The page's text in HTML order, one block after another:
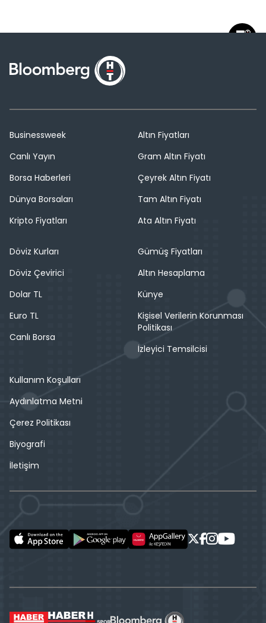
Businessweek
Canlı Yayın
Borsa Haberleri
Dünya Borsaları
Kripto Fiyatları
Altın Fiyatları
Gram Altın Fiyatı
Çeyrek Altın Fiyatı
Tam Altın Fiyatı
Ata Altın Fiyatı
Döviz Kurları
Döviz Çevirici
Dolar TL
Euro TL
Canlı Borsa
Gümüş Fiyatları
Altın Hesaplama
Künye
Kişisel Verilerin Korunması
Politikası
İzleyici Temsilcisi
Kullanım Koşulları
Aydınlatma Metni
Çerez Politikası
Biyografi
İletişim